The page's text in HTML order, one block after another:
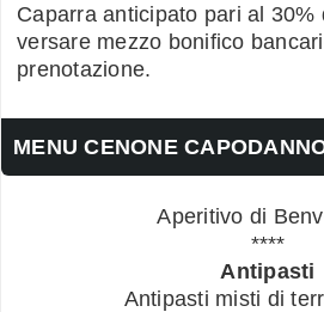
Caparra anticipato pari al 30%
versare mezzo bonifico
prenotazione.
MENU CENONE
Aperitivo di
****
Antipasti
Antipasti misti di